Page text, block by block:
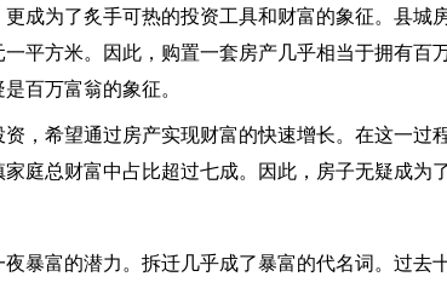
成为了炙手可热的投资工具和财富的象征。县城
平方米。因此，购置一套房产几乎相当于拥有百
百万富翁的象征。
，希望通过房产实现财富的快速增长。在这一过
庭总财富中占比超过七成。因此，房子无疑成为
暴富的潜力。拆迁几乎成了暴富的代名词。过去